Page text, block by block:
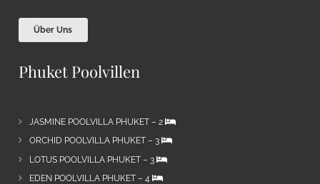
Über Uns
Phuket Poolvillen
JASMINE POOLVILLA PHUKET – 2
ORCHID POOLVILLA PHUKET – 3
LOTUS POOLVILLA PHUKET – 3
EDEN POOLVILLA PHUKET – 4